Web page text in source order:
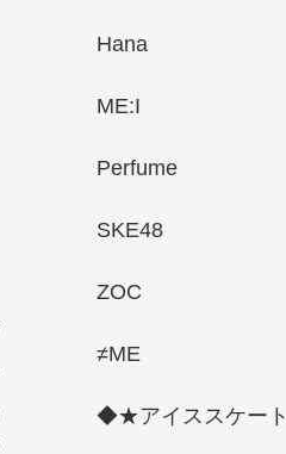
Hana
ME:I
Perfume
SKE48
ZOC
≠ME
◆★アイススケート